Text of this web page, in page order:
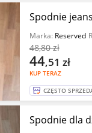
Spodnie
Marka: Reserved
48,80 zł
KUP TERAZ
44,51 zł
CZĘSTO
Spodnie dla